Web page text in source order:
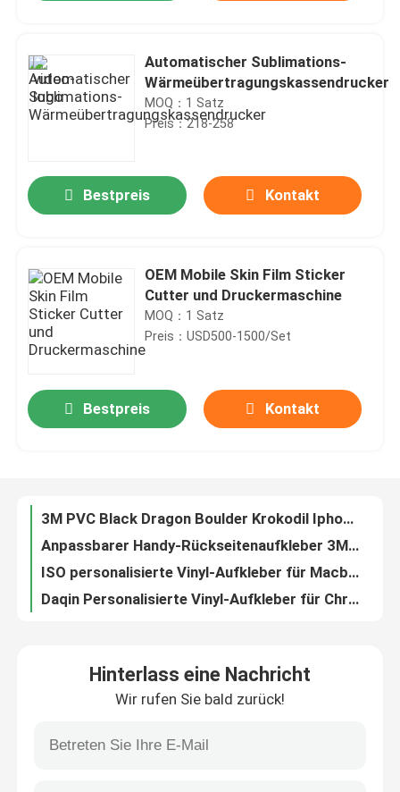
Haus
Produkte
Über uns
Treten Sie mit uns in Verbindung
Nachrichten
Automatischer Sublimations-
Wärmeübertragungskassendrucker
MOQ：1 Satz
Preis：218-258
Bestpreis Kontakt
OEM Mobile Skin Film Sticker
Cutter und Druckermaschine
MOQ：1 Satz
Preis：USD500-1500/Set
Bestpreis Kontakt
3M PVC Black Dragon Boulder Krokodil Iphone Rückenschutzfolie für Telefon
Anpassbarer Handy-Rückseitenaufkleber 3M-Aufkleberfolie Iphone-Rückseitenfolie
ISO personalisierte Vinyl-Aufkleber für Macbook
Daqin Personalisierte Vinyl-Aufkleber für Chromebook-Skins
Hinterlass eine Nachricht
Wir rufen Sie bald zurück!